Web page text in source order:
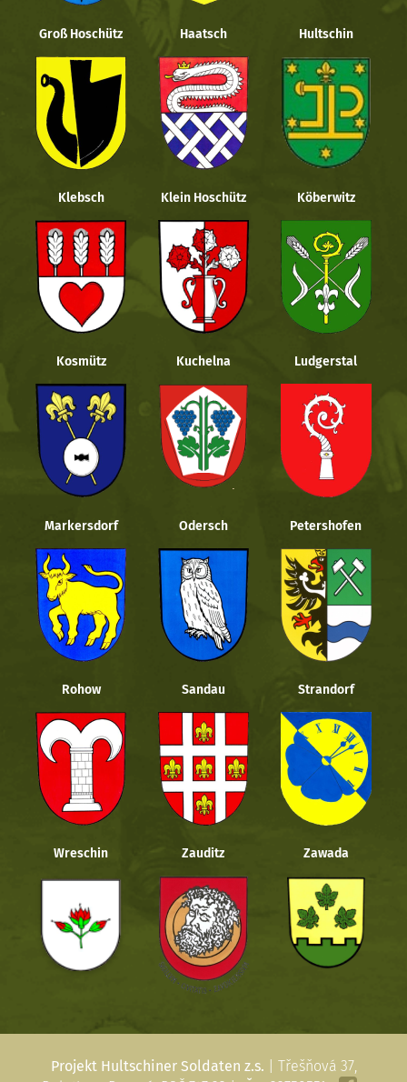
Groß Hoschütz Haatsch Hultschin
Klebsch Klein Hoschütz Köberwitz
Kosmütz Kuchelna Ludgerstal
Markersdorf Odersch Petershofen
Rohow Sandau Strandorf
Wreschin Zauditz Zawada
Projekt Hultschiner Soldaten z.s. | Třešňová 37,